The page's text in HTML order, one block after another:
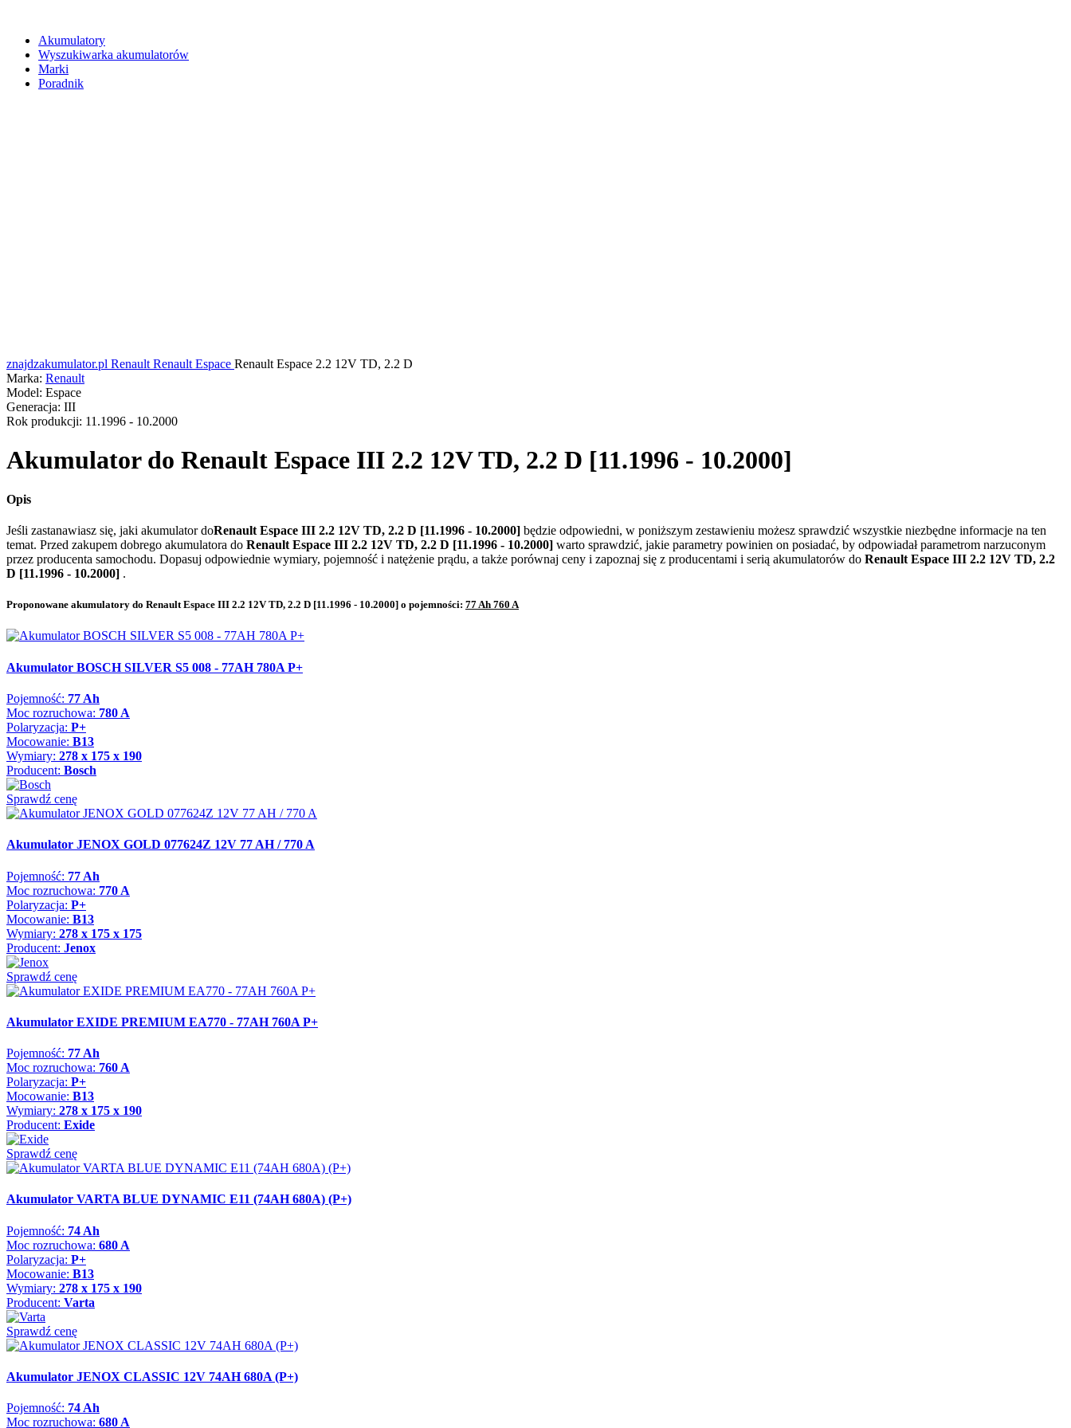
Akumulatory
Wyszukiwarka akumulatorów
Marki
Poradnik
znajdzakumulator.pl Renault Renault Espace Renault Espace 2.2 12V TD, 2.2 D
Marka: Renault
Model: Espace
Generacja: III
Rok produkcji: 11.1996 - 10.2000
Akumulator do Renault Espace III 2.2 12V TD, 2.2 D [11.1996 - 10.2000]
Opis
Jeśli zastanawiasz się, jaki akumulator doRenault Espace III 2.2 12V TD, 2.2 D [11.1996 - 10.2000] będzie odpowiedni, w poniższym zestawieniu możesz sprawdzić wszystkie niezbędne informacje na ten
temat. Przed zakupem dobrego akumulatora do Renault Espace III 2.2 12V TD, 2.2 D [11.1996 - 10.2000] warto sprawdzić, jakie parametry powinien on posiadać, by odpowiadał parametrom narzuconym
przez producenta samochodu. Dopasuj odpowiednie wymiary, pojemność i natężenie prądu, a także porównaj ceny i zapoznaj się z producentami i serią akumulatorów do Renault Espace III 2.2 12V TD, 2.2
D [11.1996 - 10.2000] .
Proponowane akumulatory do Renault Espace III 2.2 12V TD, 2.2 D [11.1996 - 10.2000] o pojemności: 77 Ah 760 A
Akumulator BOSCH SILVER S5 008 - 77AH 780A P+
Pojemność: 77 Ah
Moc rozruchowa: 780 A
Polaryzacja: P+
Mocowanie: B13
Wymiary: 278 x 175 x 190
Producent: Bosch
Sprawdź cenę
Akumulator JENOX GOLD 077624Z 12V 77 AH / 770 A
Pojemność: 77 Ah
Moc rozruchowa: 770 A
Polaryzacja: P+
Mocowanie: B13
Wymiary: 278 x 175 x 175
Producent: Jenox
Sprawdź cenę
Akumulator EXIDE PREMIUM EA770 - 77AH 760A P+
Pojemność: 77 Ah
Moc rozruchowa: 760 A
Polaryzacja: P+
Mocowanie: B13
Wymiary: 278 x 175 x 190
Producent: Exide
Sprawdź cenę
Akumulator VARTA BLUE DYNAMIC E11 (74AH 680A) (P+)
Pojemność: 74 Ah
Moc rozruchowa: 680 A
Polaryzacja: P+
Mocowanie: B13
Wymiary: 278 x 175 x 190
Producent: Varta
Sprawdź cenę
Akumulator JENOX CLASSIC 12V 74AH 680A (P+)
Pojemność: 74 Ah
Moc rozruchowa: 680 A